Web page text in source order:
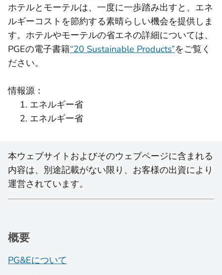
ホテルとモーテルは、一度に一歩踏み出すと、エネ
ルギーコストを節約する素晴らしい機会を提供しま
す。ホテルやモーテルの省エネの詳細については、
PGEの電子書籍“20 Sustainable Products”をご覧く
ださい。
情報源：
エネルギー省
エネルギー省
本ウェブサイトおよびそのウェブページに含まれる
内容は、別途記載がない限り、お客様の出資により
運営されています。
概要
PG&Eについて